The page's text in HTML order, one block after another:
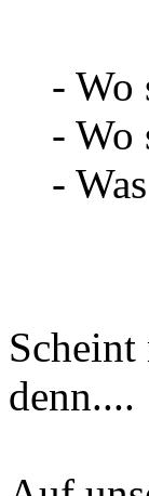
- Wo
- Wo
-
denn....